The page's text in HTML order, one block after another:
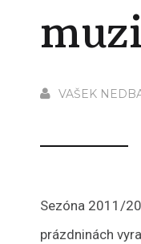
VAŠEK
Sezóna 2011/
prázdninách